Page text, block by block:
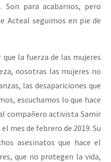
Son para acabarnos, pero
Acteal seguimos en pie de
la fuerza de las mujeres
nosotras las mujeres no
las desapariciones que
escuchamos lo que hace
compañero activista Samir
mes de febrero de 2019. Su
asesinatos que hace el
que no protegen la vida,